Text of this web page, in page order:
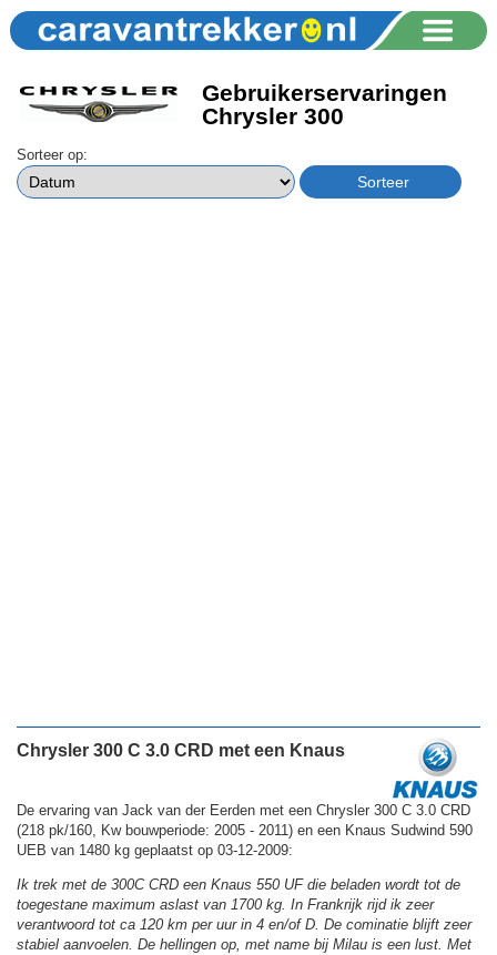
Gebruikerservaringen
Chrysler 300
Sorteer op:
Chrysler 300 C 3.0 CRD met een Knaus
De ervaring van Jack van der Eerden met een Chrysler 300 C 3.0 CRD
(218 pk/160, Kw bouwperiode: 2005 - 2011) en een Knaus Sudwind 590
UEB van 1480 kg geplaatst op 03-12-2009:
Ik trek met de 300C CRD een Knaus 550 UF die beladen wordt tot de
toegestane maximum aslast van 1700 kg. In Frankrijk rijd ik zeer
verantwoord tot ca 120 km per uur in 4 en/of D. De cominatie blijft zeer
stabiel aanvoelen. De hellingen op, met name bij Milau is een lust. Met